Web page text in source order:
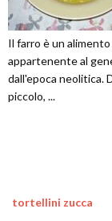
Il farro è un
appartenente al
dall'epoca neolitica.
piccolo, ...
tortellini zucca